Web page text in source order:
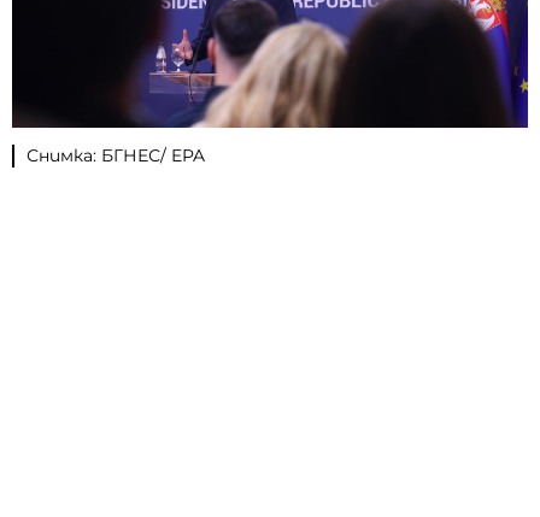
Снимка: БГНЕС/ EPA